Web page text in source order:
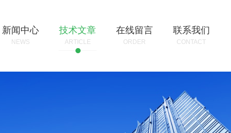
新闻中心
NEWS
技术文章
ARTICLE
在线留言
ORDER
联系我们
CONTACT